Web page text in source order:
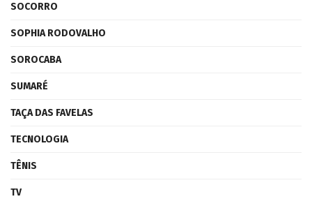
SOCORRO
SOPHIA RODOVALHO
SOROCABA
SUMARÉ
TAÇA DAS FAVELAS
TECNOLOGIA
TÊNIS
TV